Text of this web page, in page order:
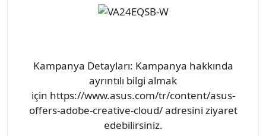
Kampanya Detayları: Kampanya hakkında
ayrıntılı bilgi almak
için https://www.asus.com/tr/content/asus-
offers-adobe-creative-cloud/ adresini ziyaret
edebilirsiniz.